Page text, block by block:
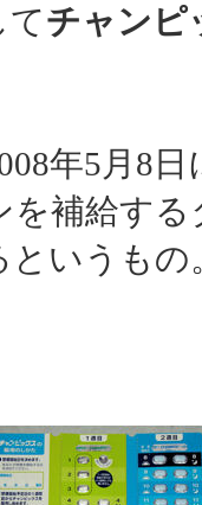
てチャンピ
年5月8
を補給す
というもの